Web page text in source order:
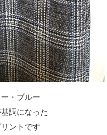
・ブルー
調になった
ントです